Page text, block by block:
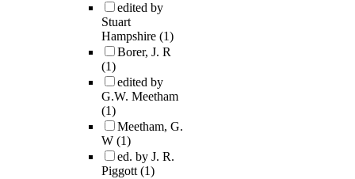
edited by
Stuart
Hampshire (1)
Borer, J. R
(1)
edited by
G.W. Meetham
(1)
Meetham, G.
W (1)
ed. by J. R.
Piggott(1)